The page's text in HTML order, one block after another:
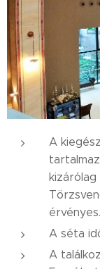
A
érvényes.
A séta
A